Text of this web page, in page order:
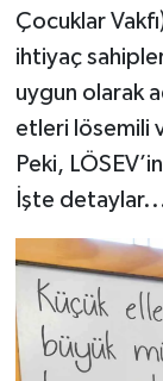
Çocuklar
ihtiyaç
uygun olarak
etleri lösemili
Peki,
İşte